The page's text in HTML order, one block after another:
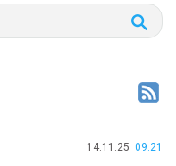
14.11.25 09:21